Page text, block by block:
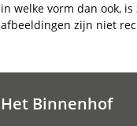
in welke vorm dan ook,
afbeeldingen zijn niet
Het Binnenhof